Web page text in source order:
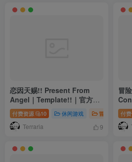
恋因天赐!! Present From
Angel｜Template!!｜官方中
文-v1.0.0｜3.87G｜免安装
付费资源 10 休闲游戏 冒险游戏
Terraria 9
冒
付